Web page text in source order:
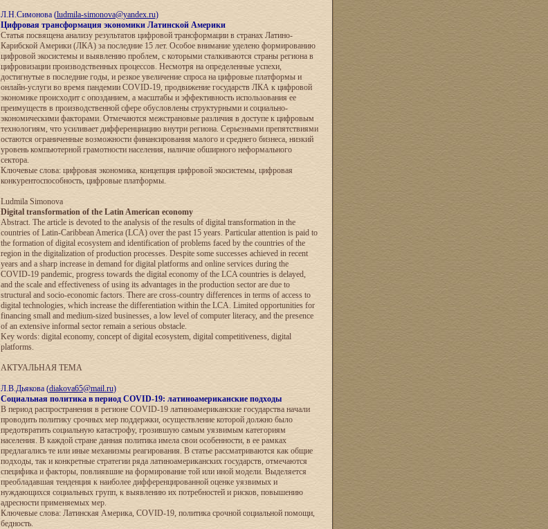
Л.Н.Симонова (ludmila-simonova@yandex.ru)
Цифровая трансформация экономики Латинской Америки
Статья посвящена анализу результатов цифровой трансформации в странах Латино-
Карибской Америки (ЛКА) за последние 15 лет. Особое внимание уделено формированию
цифровой экосистемы и выявлению проблем, с которыми сталкиваются страны региона в
цифровизации производственных процессов. Несмотря на определенные успехи,
достигнутые в последние годы, и резкое увеличение спроса на цифровые платформы и
онлайн-услуги во время пандемии COVID-19, продвижение государств ЛКА к цифровой
экономике происходит с опозданием, а масштабы и эффективность использования ее
преимуществ в производственной сфере обусловлены структурными и социально-
экономическими факторами. Отмечаются межстрановые различия в доступе к цифровым
технологиям, что усиливает дифференциацию внутри региона. Серьезными препятствиями
остаются ограниченные возможности финансирования малого и среднего бизнеса, низкий
уровень компьютерной грамотности населения, наличие обширного неформального
сектора.
Ключевые слова: цифровая экономика, концепция цифровой экосистемы, цифровая
конкурентоспособность, цифровые платформы.
Ludmila Simonova
Digital transformation of the Latin American economy
Abstract. The article is devoted to the analysis of the results of digital transformation in the
countries of Latin-Caribbean America (LCA) over the past 15 years. Particular attention is paid to
the formation of digital ecosystem and identification of problems faced by the countries of the
region in the digitalization of production processes. Despite some successes achieved in recent
years and a sharp increase in demand for digital platforms and online services during the
COVID-19 pandemic, progress towards the digital economy of the LCA countries is delayed,
and the scale and effectiveness of using its advantages in the production sector are due to
structural and socio-economic factors. There are cross-country differences in terms of access to
digital technologies, which increase the differentiation within the LCA. Limited opportunities for
financing small and medium-sized businesses, a low level of computer literacy, and the presence
of an extensive informal sector remain a serious obstacle.
Key words: digital economy, concept of digital ecosystem, digital competitiveness, digital
platforms.
АКТУАЛЬНАЯ ТЕМА
Л.В.Дьякова (diakova65@mail.ru)
Социальная политика в период COVID-19: латиноамериканские подходы
В период распространения в регионе COVID-19 латиноамериканские государства начали
проводить политику срочных мер поддержки, осуществление которой должно было
предотвратить социальную катастрофу, грозившую самым уязвимым категориям
населения. В каждой стране данная политика имела свои особенности, в ее рамках
предлагались те или иные механизмы реагирования. В статье рассматриваются как общие
подходы, так и конкретные стратегии ряда латиноамериканских государств, отмечаются
специфика и факторы, повлиявшие на формирование той или иной модели. Выделяется
преобладавшая тенденция к наиболее дифференцированной оценке уязвимых и
нуждающихся социальных групп, к выявлению их потребностей и рисков, повышению
адресности применяемых мер.
Ключевые слова: Латинская Америка, COVID-19, политика срочной социальной помощи,
бедность.